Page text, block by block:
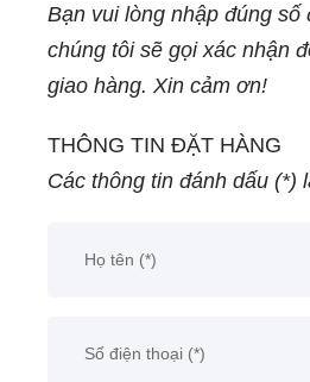
Bạn vui lòng nhập đúng số
chúng tôi sẽ gọi xác nhận
giao hàng. Xin cảm ơn!
THÔNG TIN ĐẶT HÀNG
Các thông tin đánh dấu (*)